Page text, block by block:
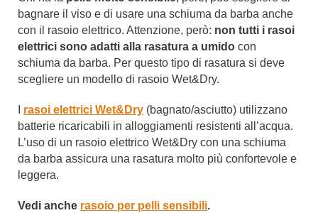
bagnare il viso e di usare una schiuma da barba anche
con il rasoio elettrico. Attenzione, però: non tutti i rasoi
elettrici sono adatti alla rasatura a umido con
schiuma da barba. Per questo tipo di rasatura si deve
scegliere un modello di rasoio Wet&Dry.
rasoi elettrici Wet&Dry (bagnato/asciutto) utilizzano
batterie ricaricabili in alloggiamenti resistenti all’acqua.
L’uso di un rasoio elettrico Wet&Dry con una schiuma
da barba assicura una rasatura molto più confortevole e
leggera.
Vedi anche rasoio per pelli sensibili.